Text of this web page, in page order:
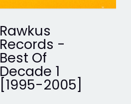
Rawkus
Records -
Best Of
Decade 1
[1995-2005]